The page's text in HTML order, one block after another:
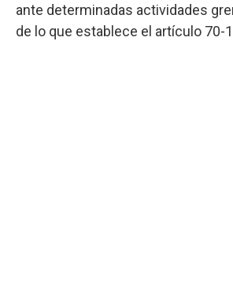
ante determinadas actividades
de lo que establece el artículo 70-